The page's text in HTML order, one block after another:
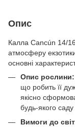
Опис
Калла Cancún 14/
атмосферу
основні
Опис рослини:
що робить її
якісно
будь-якого саду
Вимоги до